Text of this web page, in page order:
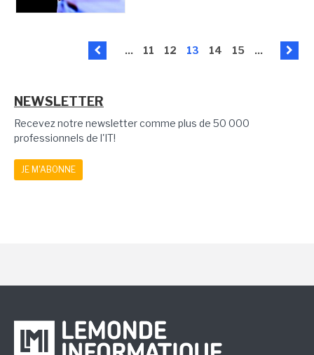
... 11 12 13 14 15 ...
NEWSLETTER
Recevez notre newsletter comme plus de 50 000
professionnels de l'IT!
JE M'ABONNE